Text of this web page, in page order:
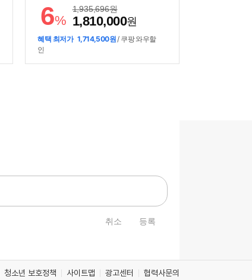
비전력:2.35kW / 듀얼인버터 / [편의] / 스
마트폰제어 / 열교환기세척 / 자기진단 /
기능업데이트 / [규격] / 크기(가로x세로x
깊이): 350x1820x300mm, 754x308x18
9mm
6%
1,935,696원
1,810,000원
혜택 최저가 1,714,500원/ 쿠팡 와우할
인
취소 등록
청소년 보호정책 사이트맵 광고센터 협력사문의